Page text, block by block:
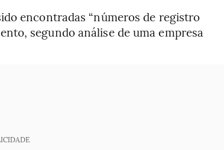
encontradas “números de registro
segundo análise de uma empresa